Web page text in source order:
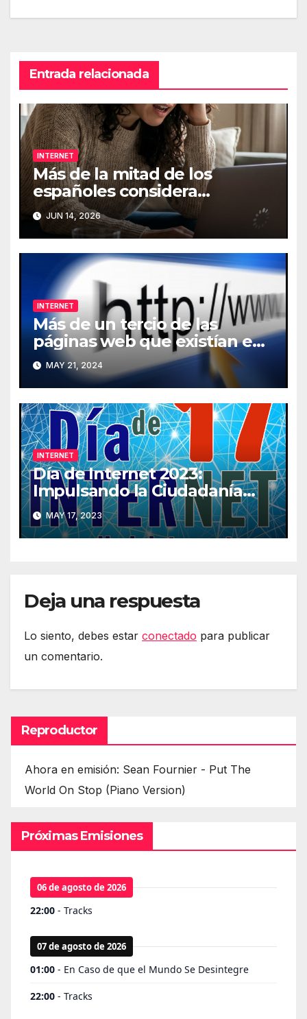
Entrada relacionada
INTERNET
Más de la mitad de los
españoles considera
fundamental la conexión a
Internet
JUN 14, 2026
INTERNET
Más de un tercio de las
páginas web que existían en
2013 han desaparecido de
Internet
MAY 21, 2024
INTERNET
Día de Internet 2023:
Impulsando la Ciudadanía
Digital
MAY 17, 2023
Deja una respuesta
Lo siento, debes estar conectado para publicar
un comentario.
Reproductor
Ahora en emisión: Sean Fournier - Put The
World On Stop (Piano Version)
Próximas Emisiones